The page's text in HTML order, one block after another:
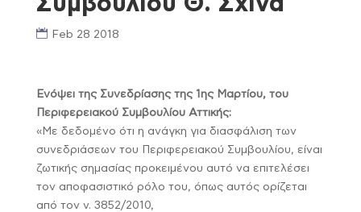
Feb 28 2018
Ενόψει της Συνεδρίασης της 1ης Μαρτίου, του
Περιφερειακού Συμβουλίου Αττικής:
«Με δεδομένο ότι η ανάγκη για διασφάλιση των
συνεδριάσεων του Περιφερειακού Συμβουλίου, είναι
ζωτικής σημασίας προκειμένου αυτό να επιτελέσει
τον αποφασιστικό ρόλο του, όπως αυτός ορίζεται
από τον ν. 3852/2010,